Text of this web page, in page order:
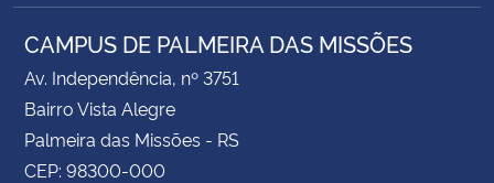
CAMPUS DE PALMEIRA DAS MISSÕES
Av. Independência, nº 3751
Bairro Vista Alegre
Palmeira das Missões - RS
CEP: 98300-000